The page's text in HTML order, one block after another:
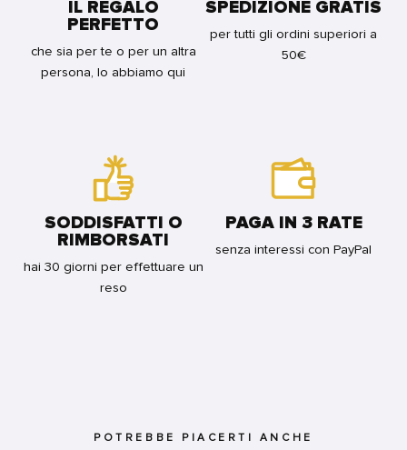
IL REGALO
PERFETTO
che sia per te o per un altra
persona, lo abbiamo qui
SPEDIZIONE GRATIS
per tutti gli ordini superiori a
50€
SODDISFATTI O
RIMBORSATI
hai 30 giorni per effettuare un
reso
PAGA IN 3 RATE
senza interessi con PayPal
POTREBBE PIACERTI ANCHE